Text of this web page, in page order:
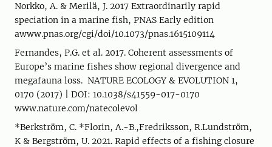
Norkko, A. & Merilä, J. 2017 Extraordinarily rapid
speciation in a marine fish, PNAS Early edition
awww.pnas.org/cgi/doi/10.1073/pnas.1615109114
Fernandes, P.G. et al. 2017. Coherent assessments of
Europe’s marine fishes show regional divergence and
megafauna loss. NATURE ECOLOGY & EVOLUTION 1,
0170 (2017) | DOI: 10.1038/s41559-017-0170
www.nature.com/natecolevol
*Berkström, C. *Florin, A.-B.,Fredriksson, R.Lundström,
K & Bergström, U. 2021. Rapid effects of a fishing closure